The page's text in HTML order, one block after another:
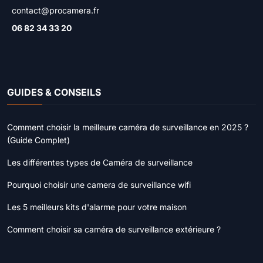
contact@procamera.fr
06 82 34 33 20
GUIDES & CONSEILS
Comment choisir la meilleure caméra de surveillance en 2025 ?
(Guide Complet)
Les différentes types de Caméra de surveillance
Pourquoi choisir une camera de surveillance wifi
Les 5 meilleurs kits d'alarme pour votre maison
Comment choisir sa caméra de surveillance extérieure ?